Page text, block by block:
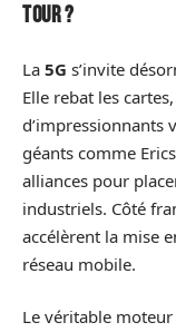
tour ?
La 5G s’invite
Elle rebat les
d’impressionnants
géants comme
alliances pour
industriels. Côté
accélèrent la mise
réseau mobile.
Le véritable